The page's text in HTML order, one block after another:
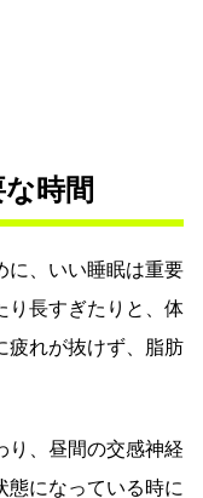
時間
に、いい睡眠は重要
り長すぎたりと、体
疲れが抜けず、脂肪
り、昼間の交感神経
態になっている時に